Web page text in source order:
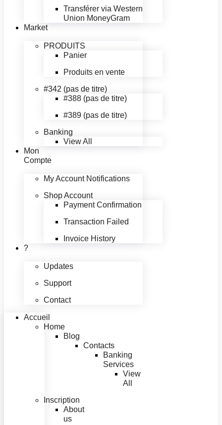
Transférer via Western
Union MoneyGram
Market
PRODUITS
Panier
Produits en vente
#342 (pas de titre)
#388 (pas de titre)
#389 (pas de titre)
Banking
View All
Mon
Compte
My Account Notifications
Shop Account
Payment Confirmation
Transaction Failed
Invoice History
?
Updates
Support
Contact
Accueil
Home
Blog
Contacts
Banking
Services
View
All
Inscription
About
us